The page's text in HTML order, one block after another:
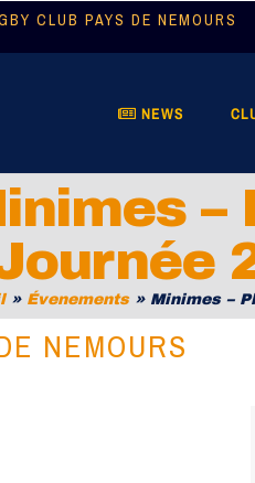
CLUB PAYS DE NEMOURS
NEWS
» Évenements» Minimes –
NEMOURS